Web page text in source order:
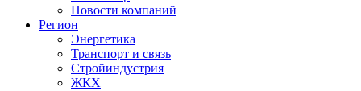
Новости компаний
Регион
Энергетика
Транспорт и связь
Стройиндустрия
ЖКХ